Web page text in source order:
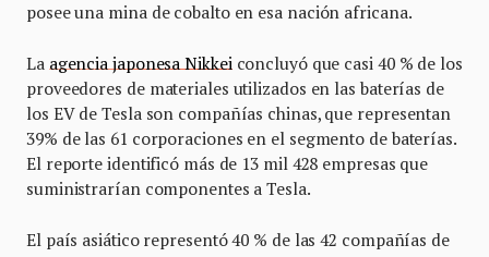
posee una mina de cobalto en esa nación africana.
La agencia japonesa Nikkeiconcluyó que casi 40 % de los
proveedores de materiales utilizados en las baterías de
los EV de Tesla son compañías chinas, que representan
39% de las 61 corporaciones en el segmento de baterías.
El reporte identificó más de 13 mil 428 empresas que
suministrarían componentes a Tesla.
El país asiático representó 40 % de las 42 compañías de